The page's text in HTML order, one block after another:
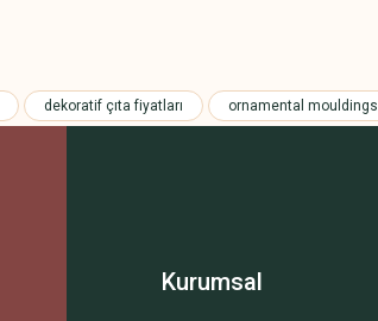
Bu ürüne ilk yorumu siz yapın!
dekoratif çıta fiyatları ornamental mouldings
Kurumsal